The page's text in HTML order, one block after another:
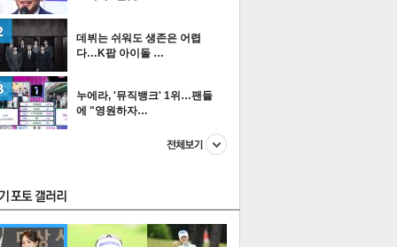
데뷔는 쉬워도 생존은 어렵
다…K팝 아이돌 …
누에라, '뮤직뱅크' 1위…팬들
에 "영원하자…